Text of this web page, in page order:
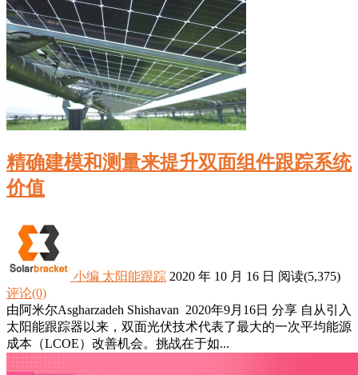
精确建模和测量来提升双面组件跟踪系统
价值
小编 太阳能跟踪 2020 年 10 月 16 日 阅读(5,375)
评论(0)
由阿米尔Asgharzadeh Shishavan 2020年9月16日 分享 自从引入
太阳能跟踪器以来，双面光伏技术代表了最大的一次平均能源
成本（LCOE）改善机会。挑战在于如...